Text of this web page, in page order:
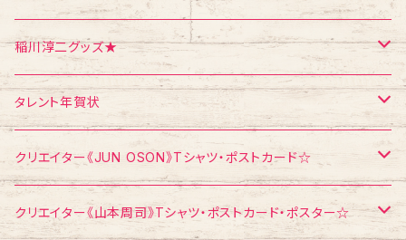
お面
飛び出すカード
メモ帳
CD
ポストカード
Tシャツ
ポストカード
メモ帳
稲川淳二グッズ★
Tシャツ
ポストカード
タレント年賀状
江頭2：50
稲川淳二
クリエイター《JUN OSON》Tシャツ・ポストカード☆
Tシャツ
クリエイター《山本周司》Tシャツ・ポストカード・ポスター☆